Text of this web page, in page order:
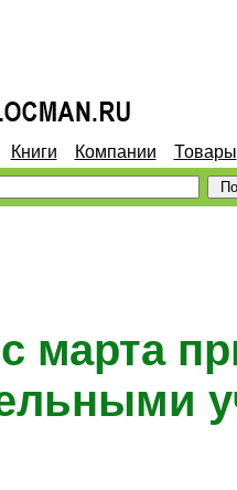
Книги Компании Товары
марта